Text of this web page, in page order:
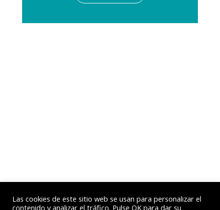
Las cookies de este sitio web se usan para personalizar el
contenido y analizar el tráfico. Pulse OK para dar su